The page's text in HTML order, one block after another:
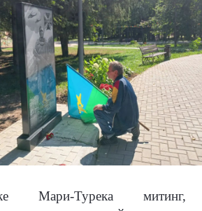
Мари-Турека митинг,